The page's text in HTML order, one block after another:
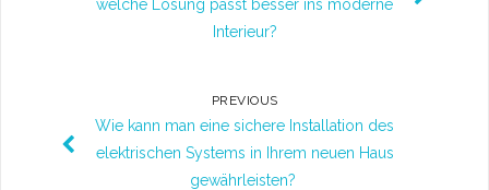
welche Lösung passt besser ins moderne
Interieur?
PREVIOUS
Wie kann man eine sichere Installation des
elektrischen Systems in Ihrem neuen Haus
gewährleisten?